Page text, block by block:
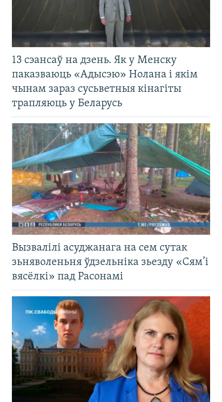
13 сэансаў на дзень. Як у Менску
паказваюць «Адысэю» Нолана і якім
чынам зараз сусьветныя кінагіты
трапляюць у Беларусь
Вызвалілі асуджанага на сем сутак
зьняволеньня ўдзельніка зьезду «Сям’і
вясёлкі» пад Расонамі